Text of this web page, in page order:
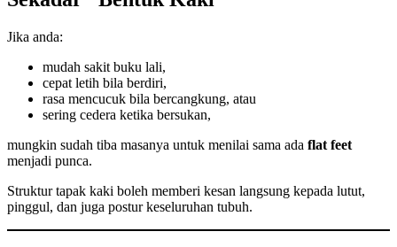
Jika anda:
mudah sakit buku lali,
cepat letih bila berdiri,
rasa mencucuk bila bercangkung, atau
sering cedera ketika bersukan,
mungkin sudah tiba masanya untuk menilai sama ada flat feet
menjadi punca.
Struktur tapak kaki boleh memberi kesan langsung kepada lutut,
pinggul, dan juga postur keseluruhan tubuh.